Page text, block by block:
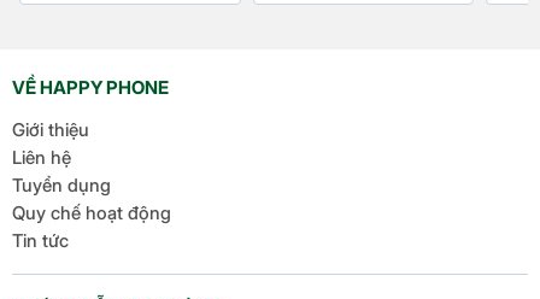
VỀ HAPPY PHONE
Giới thiệu
Liên hệ
Tuyển dụng
Quy chế hoạt động
Tin tức